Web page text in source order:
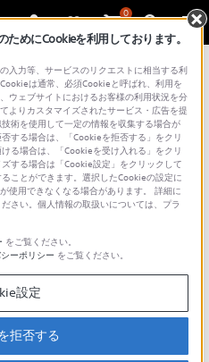
0
ド
かたのコツについて説明してい
めにCookieを利用しております。
入力等、サービスのリクエストに相当する利
は通常、必須Cookieと呼ばれ、利用を
ウェブサイトにおけるお客様の利用状況を分
よりカスタマイズされたサービス・広告を提
術を使用して一定の情報を収集する場合が
する場合は、「Cookieを拒否する」をクリ
る場合は、「Cookieを受け入れる」をクリ
する場合は「Cookie設定」をクリックして
ことができます。選択したCookieの設定に
使用できなくなる場合があります。 詳細に
さい。個人情報の取扱いについては、プラ
をご覧ください。
ーポリシー をご覧ください。
設定
拒否する